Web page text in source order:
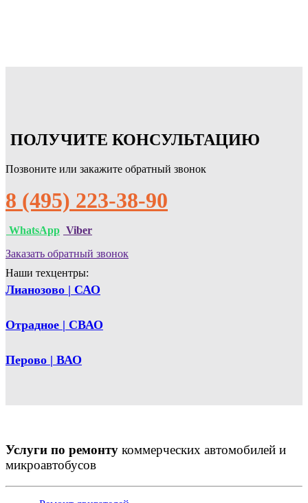
ПОЛУЧИТЕ КОНСУЛЬТАЦИЮ
Позвоните или закажите обратный звонок
8 (495) 223-38-90
WhatsApp Viber
Заказать обратный звонок
Наши техцентры:
Лианозово | САО
Отрадное | СВАО
Перово | ВАО
Услуги по ремонту коммерческих автомобилей и
микроавтобусов